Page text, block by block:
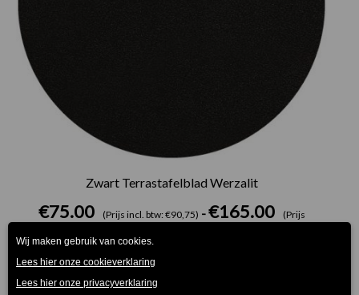
Zwart Terrastafelblad Werzalit
€75.00 (Prijs incl. btw: €90,75) - €165.00
(Prijs
incl. btw: €199,65)